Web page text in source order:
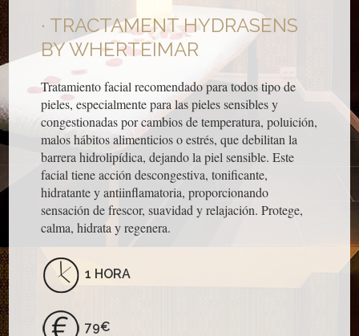
TRACTAMENT HYDRASENS
BY WHERTEIMAR
Tratamiento facial recomendado para todos tipo de
pieles, especialmente para las pieles sensibles y
congestionadas por cambios de temperatura, poluición,
malos hábitos alimenticios o estrés, que debilitan la
barrera hidrolipídica, dejando la piel sensible. Este
facial tiene acción descongestiva, tonificante,
hidratante y antiinflamatoria, proporcionando
sensación de frescor, suavidad y relajación. Protege,
calma, hidrata y regenera.
1 HORA
79€